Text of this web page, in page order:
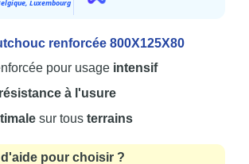
Luxembourg
renforcée 800X125X80
pour usage intensif
résistance à l'usure
sur tous terrains
pour choisir ?